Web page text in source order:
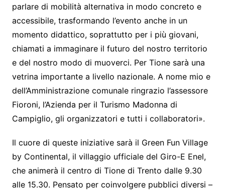
parlare di mobilità alternativa in modo concreto e
accessibile, trasformando l’evento anche in un
momento didattico, soprattutto per i più giovani,
chiamati a immaginare il futuro del nostro territorio
e del nostro modo di muoverci. Per Tione sarà una
vetrina importante a livello nazionale. A nome mio e
dell’Amministrazione comunale ringrazio l’assessore
Fioroni, l’Azienda per il Turismo Madonna di
Campiglio, gli organizzatori e tutti i collaboratori».
Il cuore di queste iniziative sarà il Green Fun Village
by Continental, il villaggio ufficiale del Giro-E Enel,
che animerà il centro di Tione di Trento dalle 9.30
alle 15.30. Pensato per coinvolgere pubblici diversi –